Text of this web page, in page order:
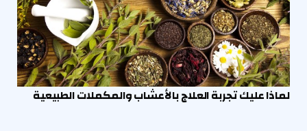
لماذا عليك تجربة العلاج بالأعشاب والمكملات الطبيعية